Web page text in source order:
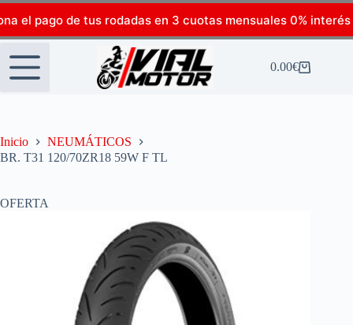
el pago de tus rodadas en 3 cuotas mensuales 0% interés
0.00€
Inicio
NEUMÁTICOS
BR. T31 120/70ZR18 59W F TL
OFERTA